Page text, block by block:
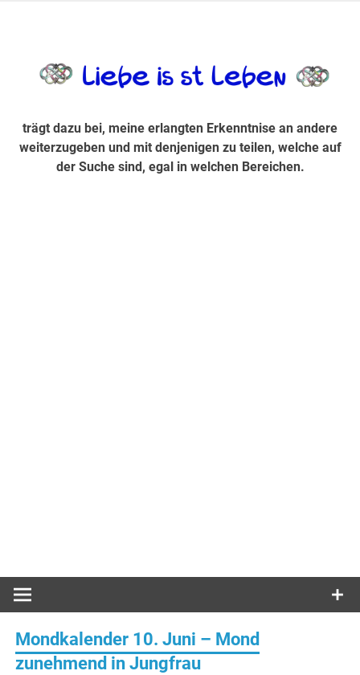
Suche sind, egal in welchen Bereichen.
trägt dazu bei, meine erlangten Erkenntnise an andere
weiterzugeben und mit denjenigen zu teilen, welche auf
der Suche sind, egal in welchen Bereichen.
Mondkalender 10. Juni – Mond
zunehmend in Jungfrau